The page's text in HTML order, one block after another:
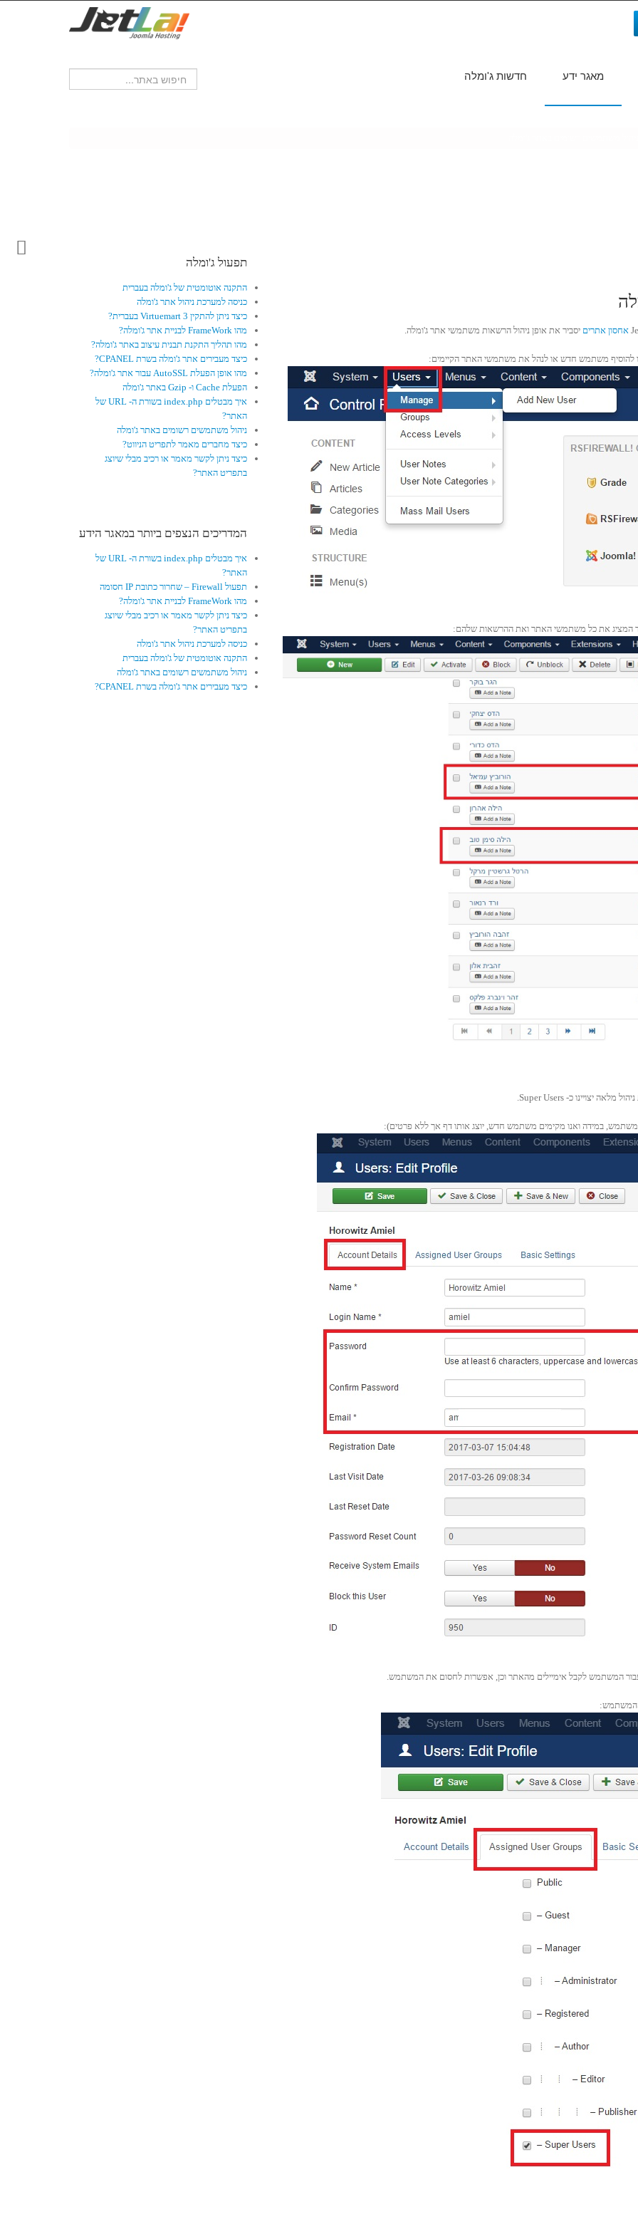
מאגר ידע חדשות ג'ומלה
אחסון אתרים יסביר את אופן ניהול הרשאות משתמשי אתר ג'ומלה.
במידה ואנו מקימים משתמש חדש, יוצג אותו דף אך ללא פרטים):
תפעול ג'ומלה
התקנה אוטומטית של ג'ומלה בעברית
כניסה למערכת ניהול אתר ג'ומלה
כיצד ניתן להתקין Virtuemart 3 בעברית?
מהו FrameWork לבניית אתר ג'ומלה?
מהו תהליך התקנת תבנית עיצוב באתר ג'ומלה?
כיצד מעבירים אתר ג'ומלה בשרת CPANEL?
מהו אופן הפעלת AutoSSL עבור אתר ג'ומלה?
הפעלת Cache ו- Gzip באתר ג'ומלה
איך מבטלים index.php בשורת ה- URL של
האתר?
ניהול משתמשים רשומים באתר ג'ומלה
כיצד מחברים מאמר לתפריט הניווט?
כיצד ניתן לקשר מאמר או רכיב מבלי שיוצג
בתפריט האתר?
המדריכים הנצפים ביותר במאגר הידע
איך מבטלים index.php בשורת ה- URL של
האתר?
תפעול Firewall – שחרור כתובת IP חסומה
מהו FrameWork לבניית אתר ג'ומלה?
כיצד ניתן לקשר מאמר או רכיב מבלי שיוצג
בתפריט האתר?
כניסה למערכת ניהול אתר ג'ומלה
התקנה אוטומטית של ג'ומלה בעברית
ניהול משתמשים רשומים באתר ג'ומלה
כיצד מעבירים אתר ג'ומלה בשרת CPANEL?